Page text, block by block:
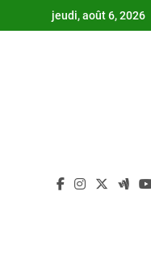
to
jeudi, août 6, 2026